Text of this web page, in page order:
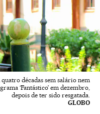
décadas sem salário nem
‘Fantástico’ em dezembro,
depois de ter sido resgatada.
GLOBO